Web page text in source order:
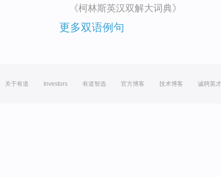
《柯林斯英汉双解大词典》
更多双语例句
关于有道 Investors 有道智选 官方博客 技术博客 诚聘英才